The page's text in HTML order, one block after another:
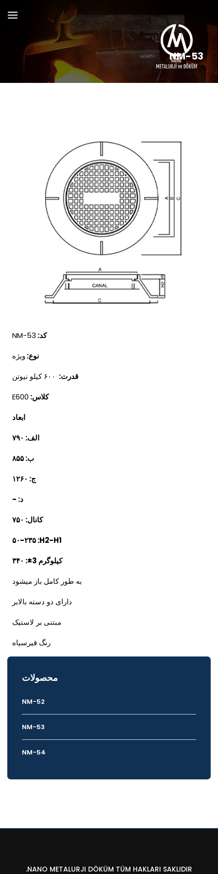
NM-53
کد: NM-53
نوع: ویژه
قدرت:
کلاس: E600
ابعاد
الف: ۷۹۰
ب: ۸۵۵
ج: ۱۲۶۰
د: -
کانال: ۷۵۰
:H2-H1
کیلوگرم 3±: ۳۴۰
به طور کامل باز میشود
دارای دو دسته بالابر
مبتنی بر لاستیک
رنگ قیرسیاه
محصولات
NM-52
NM-53
NM-54
NANO METALURJI DÖKÜM TÜM HAKLARI SAKLIDIR.